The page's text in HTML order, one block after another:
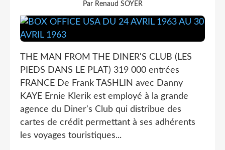
Par Renaud SOYER
THE MAN FROM THE DINER'S CLUB (LES
PIEDS DANS LE PLAT) 319 000 entrées
FRANCE De Frank TASHLIN avec Danny
KAYE Ernie Klerik est employé à la grande
agence du Diner's Club qui distribue des
cartes de crédit permettant à ses adhérents
les voyages touristiques...